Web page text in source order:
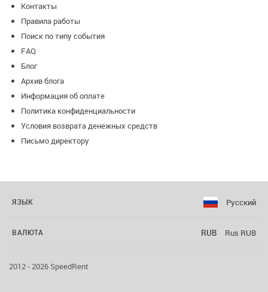
Контакты
Правила работы
Поиск по типу события
FAQ
Блог
Архив блога
Информация об оплате
Политика конфиденциальности
Условия возврата денежных средств
Письмо директору
ЯЗЫК Русский
ВАЛЮТА RUB Rus RUB
2012 - 2026 SpeedRent